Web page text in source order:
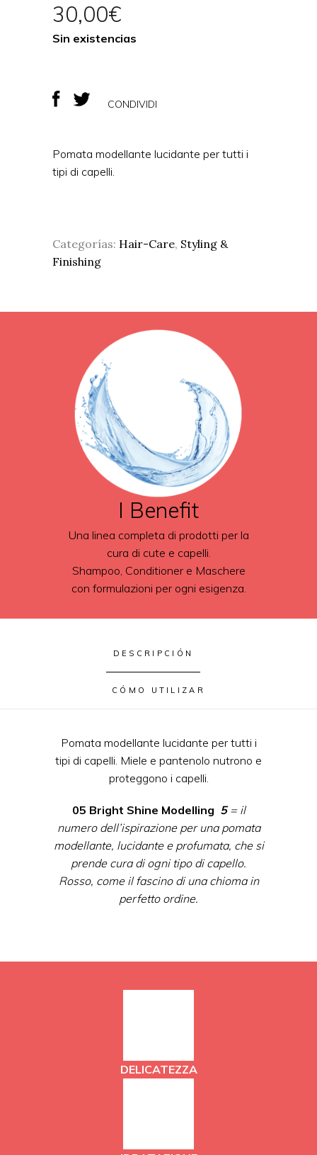
30,00€
Sin existencias
CONDIVIDI
Pomata modellante lucidante per tutti i
tipi di capelli.
Categorías: Hair-Care, Styling &
Finishing
I Benefit
Una linea completa di prodotti per la
cura di cute e capelli.
Shampoo, Conditioner e Maschere
con formulazioni per ogni esigenza.
DESCRIPCIÓN
CÓMO UTILIZAR
Pomata modellante lucidante per tutti i
tipi di capelli. Miele e pantenolo nutrono e
proteggono i capelli.
05 Bright Shine Modelling 5= il
numero dell’ispirazione per una pomata
modellante, lucidante e profumata, che si
prende cura di ogni tipo di capello.
Rosso, come il fascino di una chioma in
perfetto ordine.
DELICATEZZA